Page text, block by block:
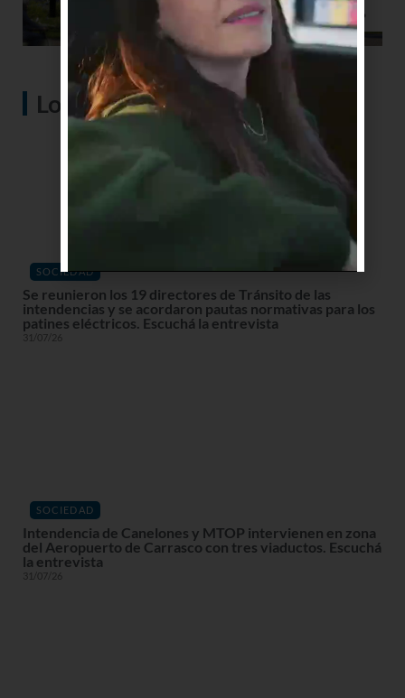
Lo más visto
SOCIEDAD
Se reunieron los 19 directores de Tránsito de las
intendencias y se acordaron pautas normativas para los
patines eléctricos. Escuchá la entrevista
31/07/26
SOCIEDAD
Intendencia de Canelones y MTOP intervienen en zona
del Aeropuerto de Carrasco con tres viaductos. Escuchá
la entrevista
31/07/26